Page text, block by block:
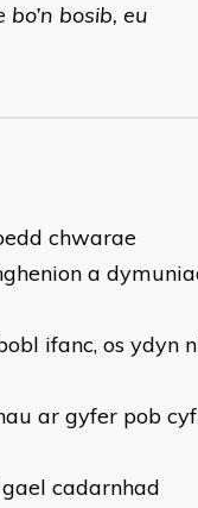
bosib, eu
chwarae
a
ifanc, os ydyn
ar gyfer pob
cadarnhad